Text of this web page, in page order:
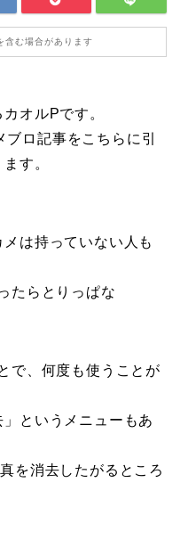
含む場合があります
オルPです。
ロ記事をこちらに引
す。
は持っていない人も
たらとりっぱな
で、何度も使うことが
というメニューもあ
を消去したがるところ